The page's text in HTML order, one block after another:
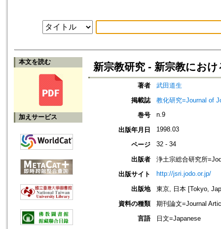
本文を読む
加えサービス
新宗教研究 - 新宗教にお
著者
武田道生
掲載誌
教化研究=Journal of
巻号
n.9
出版年月日 1998.03
ページ 32 - 34
出版者
浄土宗総合研究所
出版サイト
http://jsri.jodo.or.jp/
出版地
東京, 日本 [Tokyo,
資料の種類
期刊論文=Journal
言語
日文=Japanese